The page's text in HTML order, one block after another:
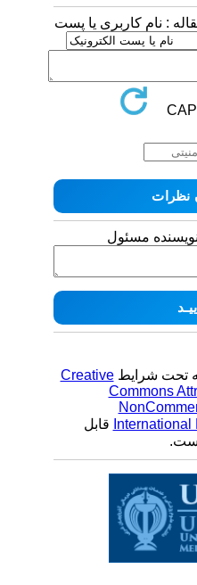
: نام کاربری یا پست
مسئول
تحت شرایطCreative
Commons
قابل